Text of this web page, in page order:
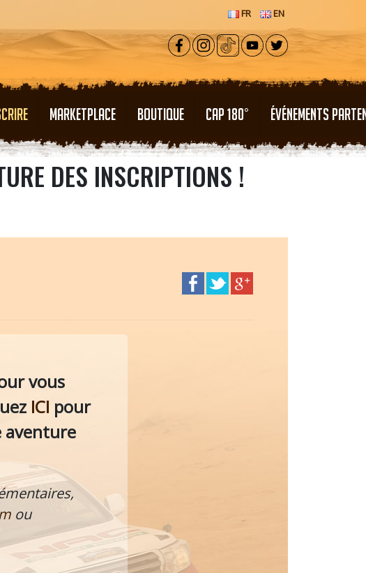
FR EN
MARKETPLACE BOUTIQUE CAP 180° ÉVÉNEMENTS
DES INSCRIPTIONS !
vous
ICI pour
aventure
ou